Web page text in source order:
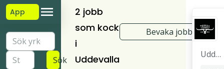
App
Sök
2 jobb
som kock
i
Uddevalla
Bevaka jobb
Udde